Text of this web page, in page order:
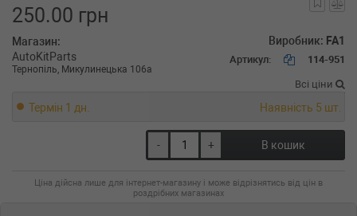
250.00 грн
Магазин:
AutoKitParts
Тернопіль, Микулинецька 106а
Виробник: FA1
Артикул: 114-951
Всі ціни
Термін 1 дн. Наявність 5 шт.
- + В кошик
Ціна дійсна лише для інтернет-магазину і може відрізнятись від цін в
роздрібних магазинах